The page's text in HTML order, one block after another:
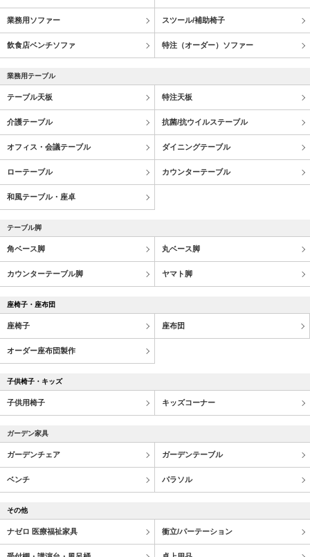
業務用ソファー スツール/補助椅子
飲食店ベンチソファ 特注（オーダー）ソファー
業務用テーブル
テーブル天板 特注天板
介護テーブル 抗菌/抗ウイルステーブル
オフィス・会議テーブル ダイニングテーブル
ローテーブル カウンターテーブル
和風テーブル・座卓
テーブル脚
角ベース脚 丸ベース脚
カウンターテーブル脚 ヤマト脚
座椅子・座布団
座椅子 座布団
オーダー座布団製作
子供椅子・キッズ
子供用椅子 キッズコーナー
ガーデン家具
ガーデンチェア ガーデンテーブル
ベンチ パラソル
その他
ナゼロ 医療福祉家具 衝立/パーテーション